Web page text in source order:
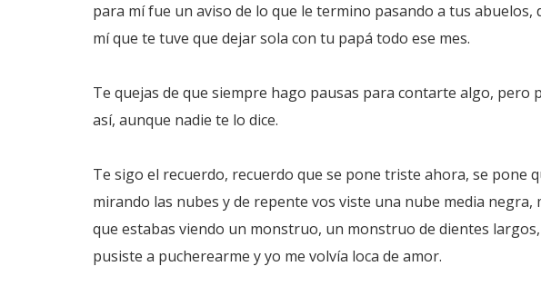
para mí fue un aviso de lo que le termino pasando a tus abuelos,
mí que te tuve que dejar sola con tu papá todo ese mes.
Te quejas de que siempre hago pausas para contarte algo, pero
así, aunque nadie te lo dice.
Te sigo el recuerdo, recuerdo que se pone triste ahora, se pone
mirando las nubes y de repente vos viste una nube media negra,
que estabas viendo un monstruo, un monstruo de dientes
pusiste a pucherearme y yo me volvía loca de amor.